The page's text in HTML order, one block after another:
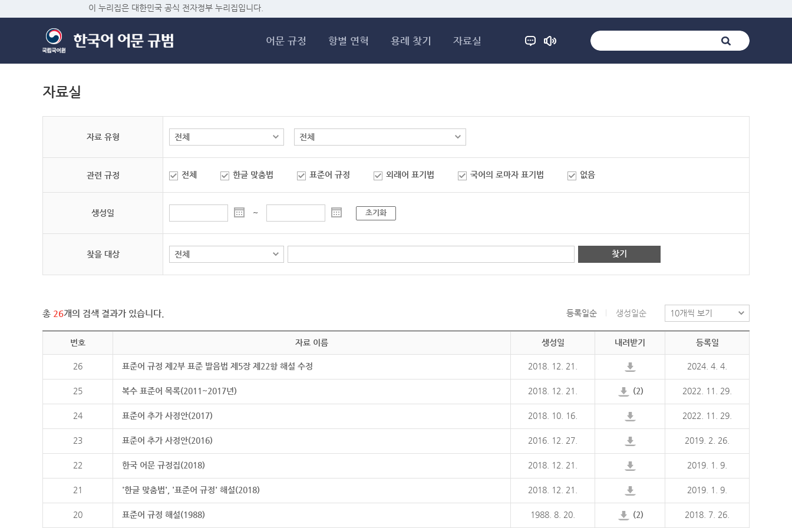
이 누리집은 대한민국 공식 전자정부 누리집입니다.
어문 규정 항별 연혁 용례 찾기 자료실
자료실
자료 유형
관련 규정 전체 한글 맞춤법 표준어 규정 외래어 표기법 국어의 로마자 표기법 없음
생성일 ~ 초기화
찾을 대상 찾기
총 26개의 검색 결과가 있습니다. 등록일순 생성일순
번호 자료 이름 생성일 내려받기 등록일
26 표준어 규정 제2부 표준 발음법 제5장 제22항 해설 수정 2018. 12. 21. 2024. 4. 4.
25 복수 표준어 목록(2011~2017년) 2018. 12. 21. (2) 2022. 11. 29.
24 표준어 추가 사정안(2017) 2018. 10. 16. 2022. 11. 29.
23 표준어 추가 사정안(2016) 2016. 12. 27. 2019. 2. 26.
22 한국 어문 규정집(2018) 2018. 12. 21. 2019. 1. 9.
21 '한글 맞춤법', '표준어 규정' 해설(2018) 2018. 12. 21. 2019. 1. 9.
20 표준어 규정 해설(1988) 1988. 8. 20. (2) 2018. 7. 26.